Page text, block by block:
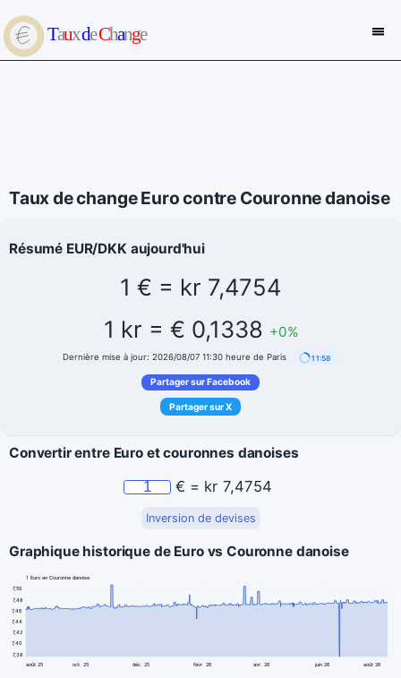
Taux de change Euro contre Couronne danoise
Résumé EUR/DKK aujourd'hui
1 € = kr 7,4754
1 kr = € 0,1338 +0%
Dernière mise à jour: 2026/08/07 11:30 heure de Paris 11:57
Partager sur Facebook
Partager sur X
Convertir entre Euro et couronnes danoises
€ = kr 7,4754
Inversion de devises
Graphique historique de Euro vs Couronne danoise
7,38
7,40
7,42
7,44
7,46
7,48
7,50
août 25 oct. 25 déc. 25 févr. 26 avr. 26 juin 26 août 26
1 Euro en Couronne danoise